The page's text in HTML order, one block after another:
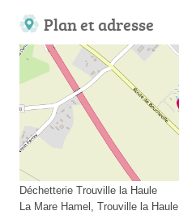
Plan et adresse
Déchetterie Trouville la Haule
La Mare Hamel, Trouville la Haule